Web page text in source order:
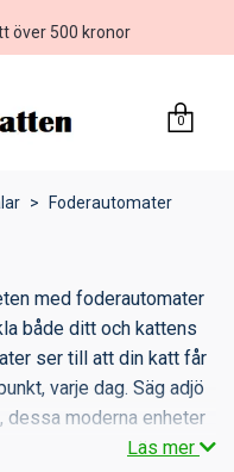
över 500 kronor
0
Foderautomater
med foderautomater
både ditt och kattens
ser till att din katt får
varje dag. Säg adjö
moderna enheter
Läs mer